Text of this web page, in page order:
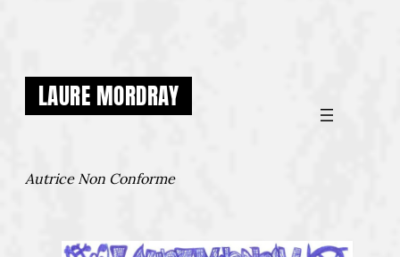
LAURE MORDRAY
Autrice Non Conforme